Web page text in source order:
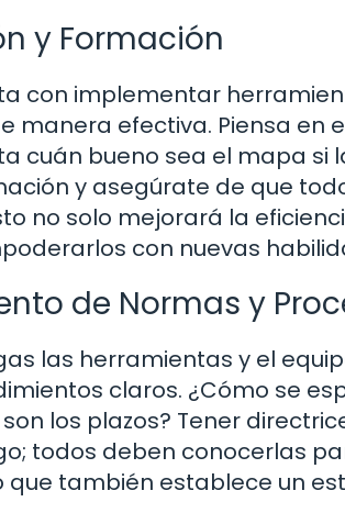
y Formación
con implementar
manera efectiva. Piensa en
cuán bueno sea el mapa si
y asegúrate de que
no solo mejorará la
con nuevas
de Normas y
las herramientas y el
claros. ¿Cómo se
los plazos? Tener
todos deben conocerlas
que también establece un